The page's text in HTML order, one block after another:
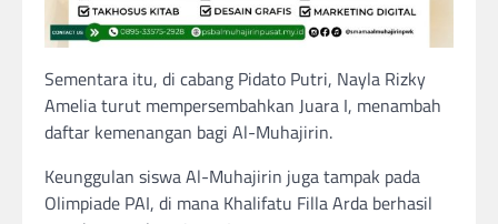
Sementara itu, di cabang Pidato Putri, Nayla Rizky
Amelia turut mempersembahkan Juara I, menambah
daftar kemenangan bagi Al-Muhajirin.
Keunggulan siswa Al-Muhajirin juga tampak pada
Olimpiade PAI, di mana Khalifatu Filla Arda berhasil